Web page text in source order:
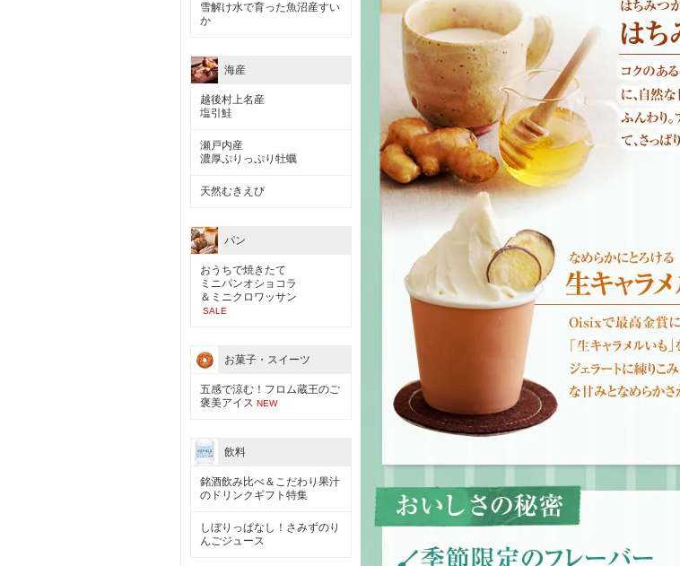
雪解け水で育った魚沼産すい
か
海産
越後村上名産
塩引鮭
瀬戸内産
濃厚ぷりっぷり牡蠣
天然むきえび
パン
おうちで焼きたて
ミニパンオショコラ
＆ミニクロワッサン
SALE
お菓子・スイーツ
五感で涼む！フロム蔵王のご
褒美アイス NEW
飲料
銘酒飲み比べ＆こだわり果汁
のドリンクギフト特集
しぼりっぱなし！さみずのり
んごジュース